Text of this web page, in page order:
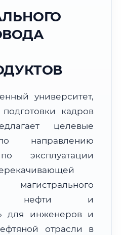
ФИС ФРДО
увеличения и просмотра
университет,
кадров
целевые
направлению
эксплуатации
нефти и
для инженеров и
отрасли в